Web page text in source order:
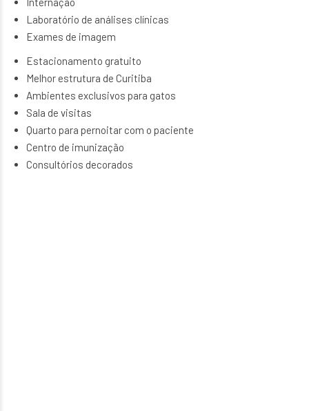
Laboratório de análises clínicas
Exames de imagem
Estacionamento gratuito
Melhor estrutura de Curitiba
Ambientes exclusivos para gatos
Sala de visitas
Quarto para pernoitar com o paciente
Centro de imunização
Consultórios decorados